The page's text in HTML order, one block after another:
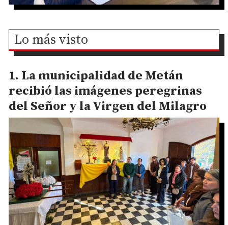
Lo más visto
La municipalidad de Metán
recibió las imágenes peregrinas
del Señor y la Virgen del Milagro